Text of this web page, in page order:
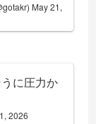
May 21,
に圧力か
2026